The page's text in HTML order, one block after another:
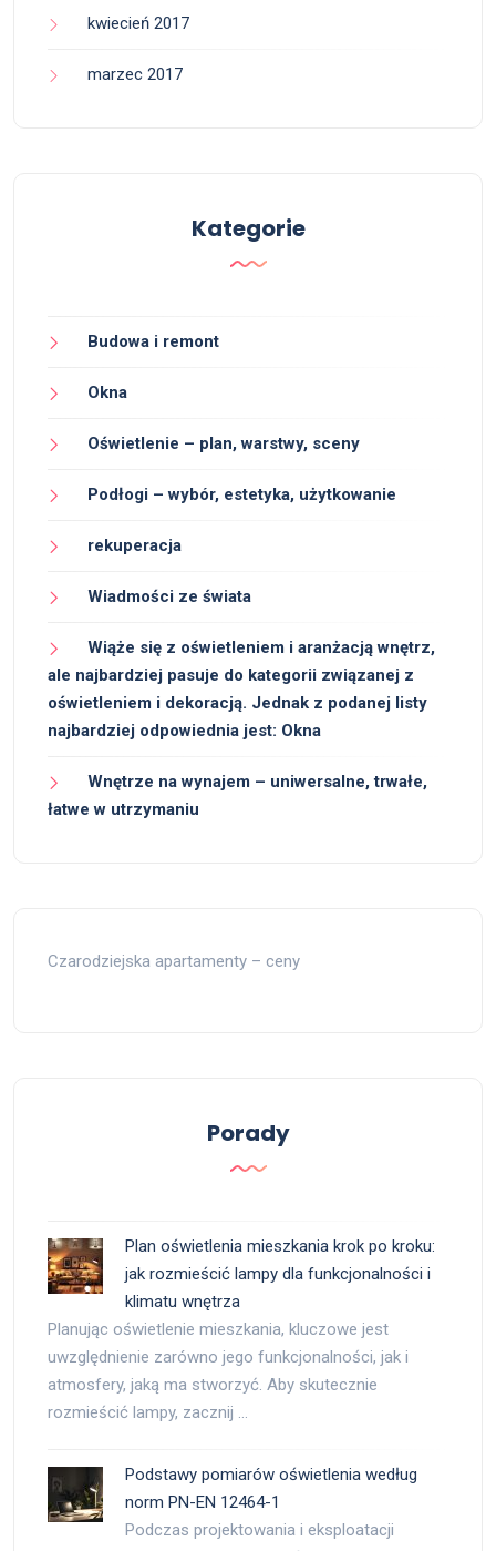
kwiecień 2017
marzec 2017
Kategorie
Budowa i remont
Okna
Oświetlenie – plan, warstwy, sceny
Podłogi – wybór, estetyka, użytkowanie
rekuperacja
Wiadmości ze świata
Wiąże się z oświetleniem i aranżacją wnętrz,
ale najbardziej pasuje do kategorii związanej z
oświetleniem i dekoracją. Jednak z podanej listy
najbardziej odpowiednia jest: Okna
Wnętrze na wynajem – uniwersalne, trwałe,
łatwe w utrzymaniu
Czarodziejska apartamenty – ceny
Porady
Plan oświetlenia mieszkania krok po kroku:
jak rozmieścić lampy dla funkcjonalności i
klimatu wnętrza
Planując oświetlenie mieszkania, kluczowe jest
uwzględnienie zarówno jego funkcjonalności, jak i
atmosfery, jaką ma stworzyć. Aby skutecznie
rozmieścić lampy, zacznij …
Podstawy pomiarów oświetlenia według
norm PN-EN 12464-1
Podczas projektowania i eksploatacji